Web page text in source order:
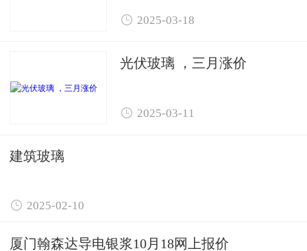
 2025-03-18
光伏玻璃 ，三月涨价
 2025-03-11
建筑玻璃
 2025-02-10
厦门翰森达导电银浆10月18网上报价